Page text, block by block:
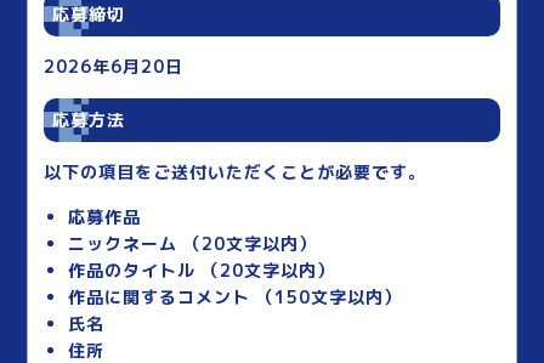
応募締切
2026年6月20日
応募方法
以下の項目をご送付いただくことが必要です。
応募作品
ニックネーム （20文字以内）
作品のタイトル （20文字以内）
作品に関するコメント （150文字以内）
氏名
住所